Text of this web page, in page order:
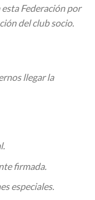
Federación por
del club socio.
llegar la
firmada.
especiales.